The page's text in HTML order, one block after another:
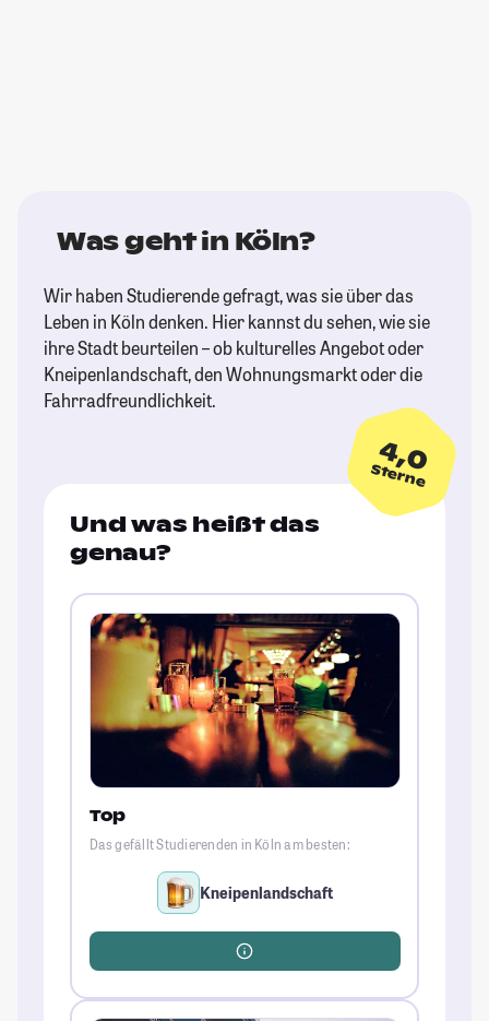
Was geht in Köln?
Wir haben Studierende gefragt, was sie über das
Leben in Köln denken. Hier kannst du sehen, wie sie
ihre Stadt beurteilen – ob kulturelles Angebot oder
Kneipenlandschaft, den Wohnungsmarkt oder die
Fahrradfreundlichkeit.
4,0
Sterne
Und was heißt das
genau?
Top
Das gefällt Studierenden in Köln am besten:
Kneipenlandschaft